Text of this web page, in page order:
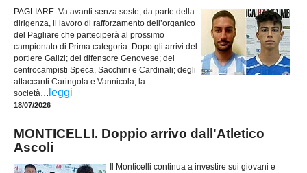
PAGLIARE. Va avanti senza soste, da parte della
dirigenza, il lavoro di rafforzamento dell’organico
del Pagliare che parteciperà al prossimo
campionato di Prima categoria. Dopo gli arrivi del
portiere Galizi; del difensore Genovese; dei
centrocampisti Speca, Sacchini e Cardinali; degli
attaccanti Caringola e Vannicola, la
società... leggi
18/07/2026
MONTICELLI. Doppio arrivo dall'Atletico
Ascoli
Il Monticelli continua a investire sui giovani e